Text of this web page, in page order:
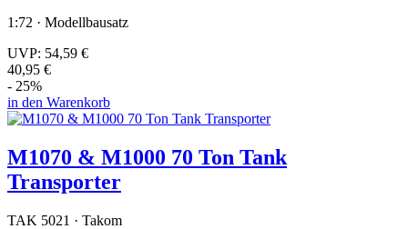
1:72 · Modellbausatz
UVP: 54,59 €
40,95 €
- 25%
in den Warenkorb
M1070 & M1000 70 Ton Tank
Transporter
TAK 5021 · Takom